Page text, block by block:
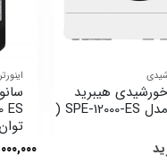
خورشیدی هیبرید
گرووات مدل SPE-12000-ES (
توان ۵ کیلووات ( ویترینی )